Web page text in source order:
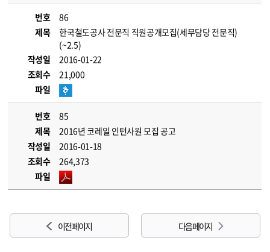
번호
86
제목
한국철도공사 전문직 직원공개모집(세무담당 전문직)
(~2.5)
작성일
2016-01-22
조회수
21,000
파일
번호
85
제목
2016년 코레일 인턴사원 모집 공고
작성일
2016-01-18
조회수
264,373
파일
이전 페이지 다음 페이지